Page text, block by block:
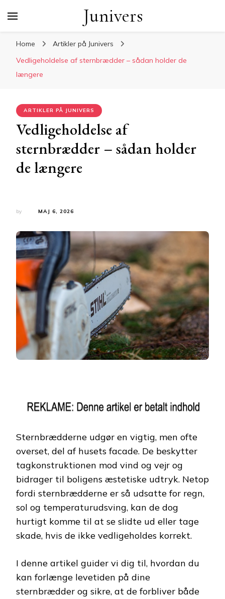
Junivers
Home
Artikler på Junivers
Vedligeholdelse af sternbrædder – sådan holder de
længere
ARTIKLER PÅ JUNIVERS
Vedligeholdelse af
sternbrædder – sådan holder
de længere
by MAJ 6, 2026
Sternbrædderne udgør en vigtig, men ofte
overset, del af husets facade. De beskytter
tagkonstruktionen mod vind og vejr og
bidrager til boligens æstetiske udtryk. Netop
fordi sternbrædderne er så udsatte for regn,
sol og temperaturudsving, kan de dog
hurtigt komme til at se slidte ud eller tage
skade, hvis de ikke vedligeholdes korrekt.
I denne artikel guider vi dig til, hvordan du
kan forlænge levetiden på dine
sternbrædder og sikre, at de forbliver både